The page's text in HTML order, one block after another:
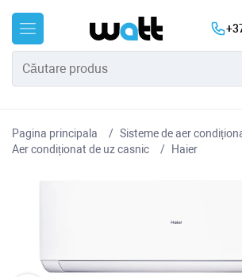
Pagina principala
Sisteme de aer
Aer condiționat de uz casnic
Haier